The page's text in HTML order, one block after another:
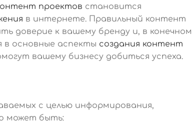
проектов становится
в интернете. Правильный контент
доверие к вашему бренду и, в конечном
в основные аспекты создания контент
вашему бизнесу добиться успеха.
с целью информирования,
может быть: